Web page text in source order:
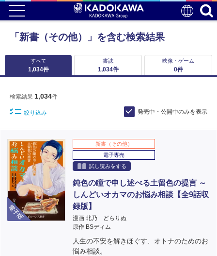
「新書（その他）」を含む検索結果
すべて
1,034件
書誌
1,034件
映像・ゲーム
0件
検索結果 1,034件
絞り込み 発売中・公開中のみを表示
電子版
新書（その他）
電子専売
試し読みをする
鈍色の瞳で申し述べる土留色の提言 ～
しんどいオカマのお悩み相談【全9話収
録版】
漫画 北乃 どらりぬ
原作 BSディム
人生の不安を解きほぐす、オトナのためのお
悩み相談。